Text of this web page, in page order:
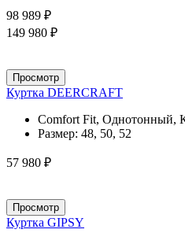
98 989 ₽
149 980 ₽
Просмотр
Куртка DEERCRAFT
Comfort Fit, Однотонный,
Размер: 48, 50, 52
57 980 ₽
Просмотр
Куртка GIPSY